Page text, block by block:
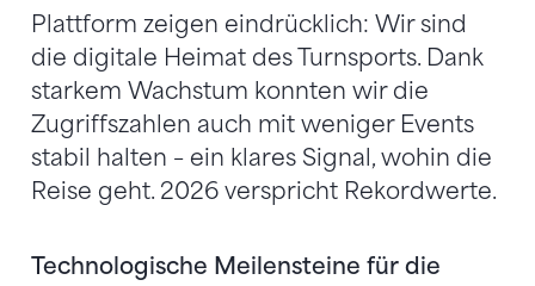
Plattform zeigen eindrücklich: Wir sind
die digitale Heimat des Turnsports. Dank
starkem Wachstum konnten wir die
Zugriffszahlen auch mit weniger Events
stabil halten – ein klares Signal, wohin die
Reise geht. 2026 verspricht Rekordwerte.
Technologische Meilensteine für die